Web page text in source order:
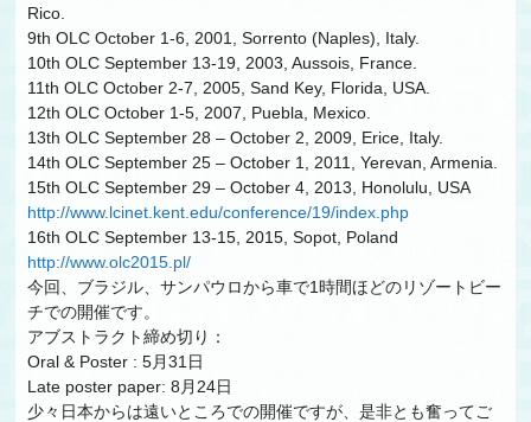
Rico.
9th OLC October 1-6, 2001, Sorrento (Naples), Italy.
10th OLC September 13-19, 2003, Aussois, France.
11th OLC October 2-7, 2005, Sand Key, Florida, USA.
12th OLC October 1-5, 2007, Puebla, Mexico.
13th OLC September 28 – October 2, 2009, Erice, Italy.
14th OLC September 25 – October 1, 2011, Yerevan, Armenia.
15th OLC September 29 – October 4, 2013, Honolulu, USA
http://www.lcinet.kent.edu/conference/19/index.php
16th OLC September 13-15, 2015, Sopot, Poland
http://www.olc2015.pl/
今回、ブラジル、サンパウロから車で1時間ほどのリゾートビー
チでの開催です。
アブストラクト締め切り：
Oral & Poster : 5月31日
Late poster paper: 8月24日
少々日本からは遠いところでの開催ですが、是非とも奮ってご